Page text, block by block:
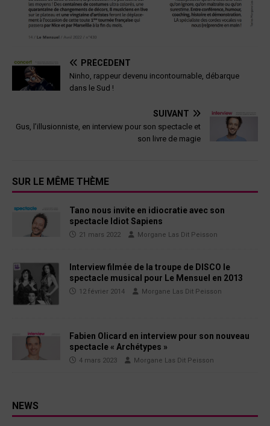
PRÉCÉDENT
Ninho, rappeur devenu incontournable, débarque
dans le Sud !
SUIVANT
Gus, l’illusionniste, en interview pour son spectacle et
son livre de magie
SUR LE MÊME THÈME
Tano nous invite en idiocratie avec son
spectacle Idiot Sapiens
21 mars 2022 Morgane Las Dit Peisson
Interview filmée de la troupe de DISCO le
spectacle musical pour Le Mensuel en 2013
12 février 2014 Morgane Las Dit Peisson
Fabien Olicard en interview pour son nouveau
spectacle « Archétypes »
4 mars 2023 Morgane Las Dit Peisson
NEWS